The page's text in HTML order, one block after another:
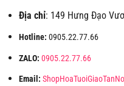
Địa chỉ: 149 Hưng Đạo
Hotline: 0905.22.77.66
ZALO: 0905.22.77.66
Email: